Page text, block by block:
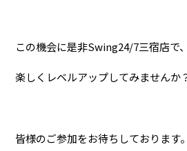
この機会に是非Swing24/7三宿店で
楽しくレベルアップしてみませんか
皆様のご参加をお待ちしております。